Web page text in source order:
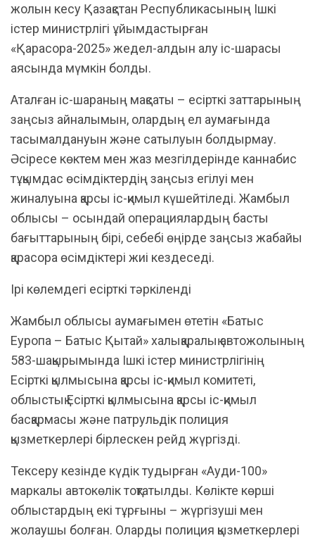
жолын кесу Қазақстан Республикасының Ішкі
істер министрлігі ұйымдастырған
«Қарасора-2025» жедел-алдын алу іс-шарасы
аясында мүмкін болды.
Аталған іс-шараның мақсаты – есірткі заттарының
заңсыз айналымын, олардың ел аумағында
тасымалдануын және сатылуын болдырмау.
Әсіресе көктем мен жаз мезгілдерінде каннабис
тұқымдас өсімдіктердің заңсыз егілуі мен
жиналуына қарсы іс-қимыл күшейтіледі. Жамбыл
облысы – осындай операциялардың басты
бағыттарының бірі, себебі өңірде заңсыз жабайы
қарасора өсімдіктері жиі кездеседі.
Ірі көлемдегі есірткі тәркіленді
Жамбыл облысы аумағымен өтетін «Батыс
Еуропа – Батыс Қытай» халықаралық автожолының
583-шақырымында Ішкі істер министрлігінің
Есірткі қылмысына қарсы іс-қимыл комитеті,
облыстық Есірткі қылмысына қарсы іс-қимыл
басқармасы және патрульдік полиция
қызметкерлері бірлескен рейд жүргізді.
Тексеру кезінде күдік тудырған «Ауди-100»
маркалы автокөлік тоқтатылды. Көлікте көрші
облыстардың екі тұрғыны – жүргізуші мен
жолаушы болған. Оларды полиция қызметкерлері